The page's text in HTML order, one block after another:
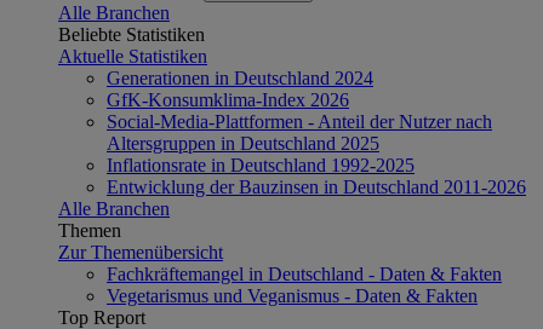
Alle Branchen
Beliebte Statistiken
Aktuelle Statistiken
Generationen in Deutschland 2024
GfK-Konsumklima-Index 2026
Social-Media-Plattformen - Anteil der Nutzer nach
Altersgruppen in Deutschland 2025
Inflationsrate in Deutschland 1992-2025
Entwicklung der Bauzinsen in Deutschland 2011-2026
Alle Branchen
Themen
Zur Themenübersicht
Fachkräftemangel in Deutschland - Daten & Fakten
Vegetarismus und Veganismus - Daten & Fakten
Top Report